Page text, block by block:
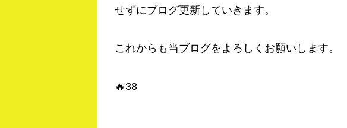
せずにブログ更新していきます。
これからも当ブログをよろしくお願いします。
🔥38